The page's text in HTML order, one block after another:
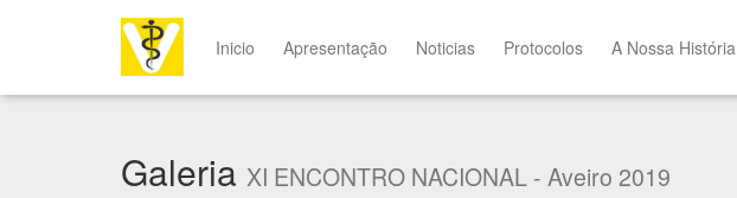
Inicio Apresentação Noticias Protocolos A Nossa História
Galeria XI ENCONTRO NACIONAL - Aveiro 2019